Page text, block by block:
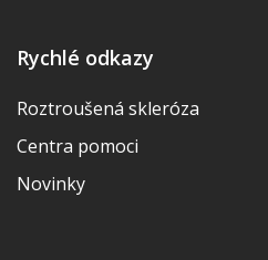
Rychlé odkazy
Roztroušená skleróza
Centra pomoci
Novinky